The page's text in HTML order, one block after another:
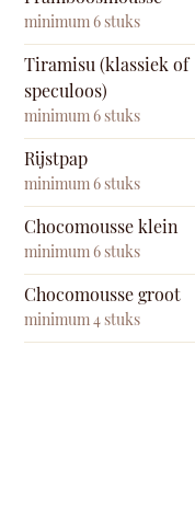
minimum 6 stuks
Tiramisu (klassiek of
speculoos)
minimum 6 stuks
Rijstpap
minimum 6 stuks
Chocomousse klein
minimum 6 stuks
Chocomousse groot
minimum 4 stuks